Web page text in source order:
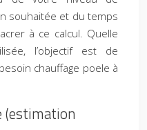
souhaitée et du temps
à ce calcul. Quelle
l’objectif est de
chauffage poele à
(estimation